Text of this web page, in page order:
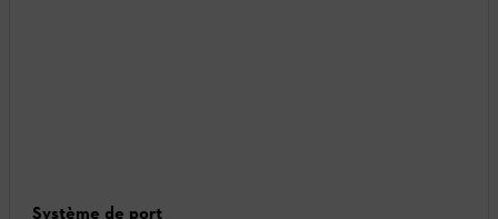
Système de port